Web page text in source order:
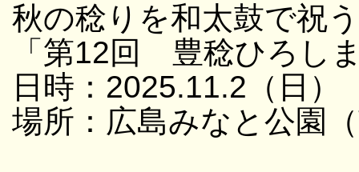
秋の稔りを和太鼓で祝
「第12回 豊稔ひろし
日時：2025.11.2（日
場所：広島みなと公園